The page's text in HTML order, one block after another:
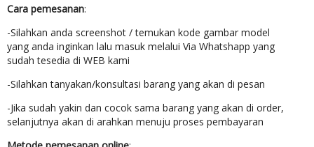
Cara pemesanan:
-Silahkan anda screenshot / temukan kode gambar model
yang anda inginkan lalu masuk melalui Via Whatshapp yang
sudah tesedia di WEB kami
-Silahkan tanyakan/konsultasi barang yang akan di pesan
-Jika sudah yakin dan cocok sama barang yang akan di order,
selanjutnya akan di arahkan menuju proses pembayaran